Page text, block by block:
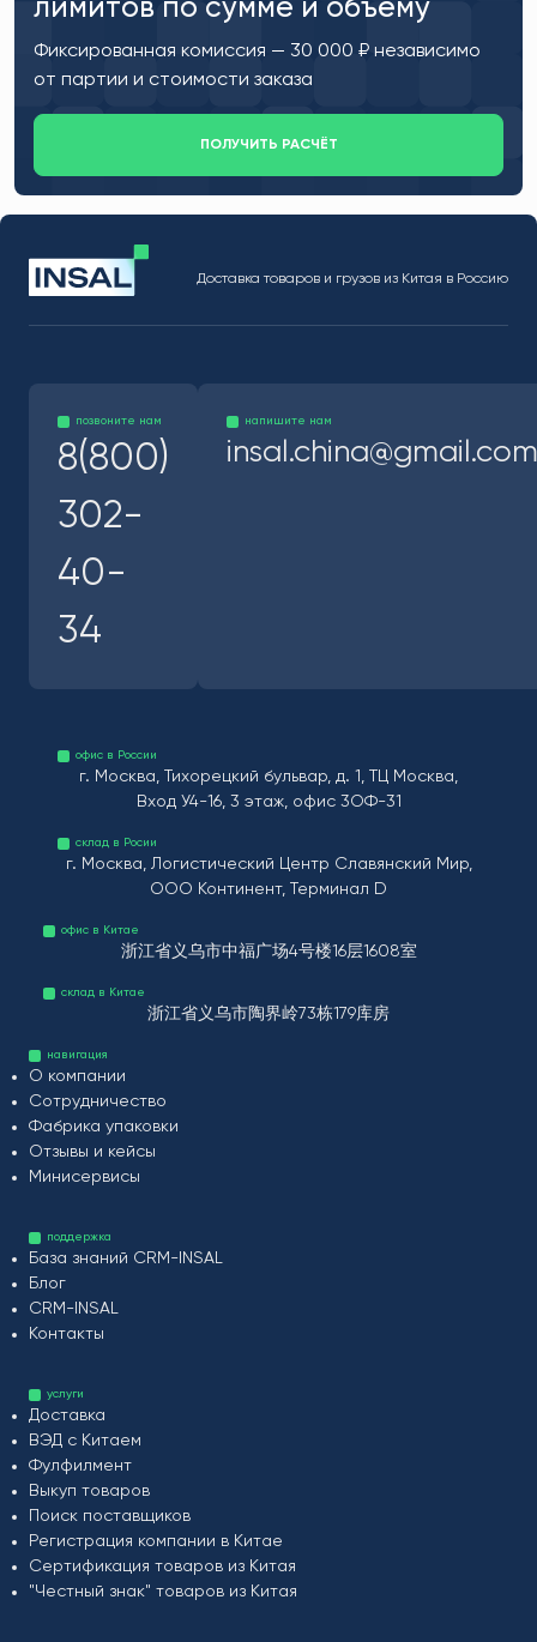
лимитов по сумме и объёму
Фиксированная комиссия — 30 000 ₽ независимо
от партии и стоимости заказа
ПОЛУЧИТЬ РАСЧЁТ
Доставка товаров и грузов из Китая в Россию
позвоните нам
8(800)
302-
40-
34
напишите нам
insal.china@gmail.com
офис в России
г. Москва, Тихорецкий бульвар, д. 1, ТЦ Москва,
Вход У4-16, 3 этаж, офис 3ОФ-31
склад в Росии
г. Москва, Логистический Центр Славянский Мир,
ООО Континент, Терминал D
офис в Китае
浙江省义乌市中福广场4号楼16层1608室
склад в Китае
浙江省义乌市陶界岭73栋179库房
навигация
О компании
Сотрудничество
Фабрика упаковки
Отзывы и кейсы
Минисервисы
поддержка
База знаний CRM-INSAL
Блог
CRM-INSAL
Контакты
услуги
Доставка
ВЭД с Китаем
Фулфилмент
Выкуп товаров
Поиск поставщиков
Регистрация компании в Китае
Сертификация товаров из Китая
"Честный знак" товаров из Китая